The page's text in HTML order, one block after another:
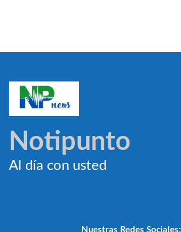
Notipunto
Al día con usted
Nuestras Redes Sociales: